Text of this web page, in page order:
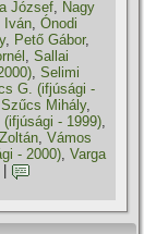
József, Nagy
Iván,Ónodi
, Pető Gábor,
,Sallai
,Selimi
G. (ifjúsági -
Szűcs Mihály,
(ifjúsági - 1999),
,Vámos
- 2000),Varga